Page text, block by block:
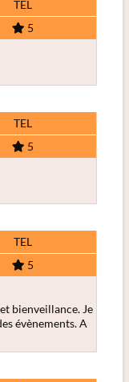
TEL
5
TEL
5
TEL
5
bienveillance. Je
évènements. A